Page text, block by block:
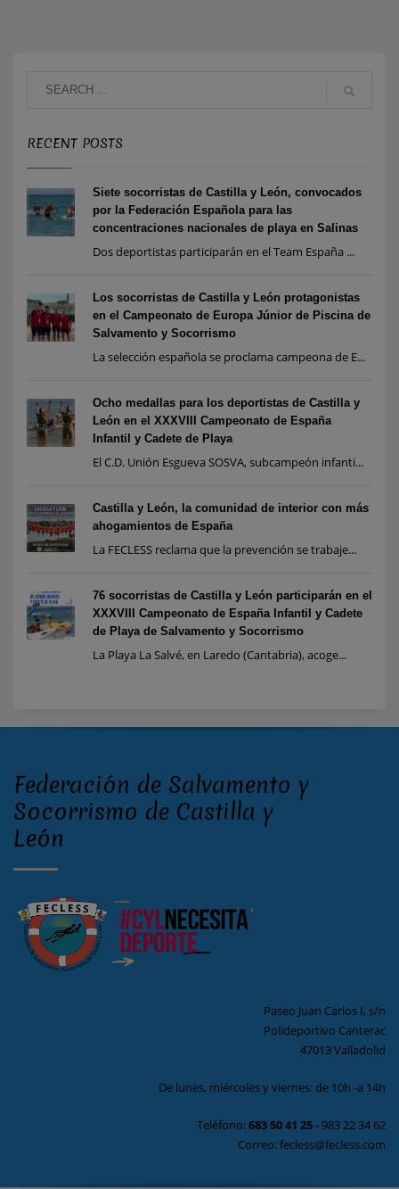
RECENT POSTS
Siete socorristas de Castilla y León, convocados
por la Federación Española para las
concentraciones nacionales de playa en Salinas
Dos deportistas participarán en el Team España ...
Los socorristas de Castilla y León protagonistas
en el Campeonato de Europa Júnior de Piscina de
Salvamento y Socorrismo
La selección española se proclama campeona de E...
Ocho medallas para los deportistas de Castilla y
León en el XXXVIII Campeonato de España
Infantil y Cadete de Playa
El C.D. Unión Esgueva SOSVA, subcampeón infanti...
Castilla y León, la comunidad de interior con más
ahogamientos de España
La FECLESS reclama que la prevención se trabaje...
76 socorristas de Castilla y León participarán en el
XXXVIII Campeonato de España Infantil y Cadete
de Playa de Salvamento y Socorrismo
La Playa La Salvé, en Laredo (Cantabria), acoge...
Federación de Salvamento y
Socorrismo de Castilla y
León
Paseo Juan Carlos I, s/n
Polideportivo Canterac
47013 Valladolid
De lunes, miércoles y viernes: de 10h -a 14h
Teléfono:683 50 41 25-983 22 34 62
Correo: fecless@fecless.com